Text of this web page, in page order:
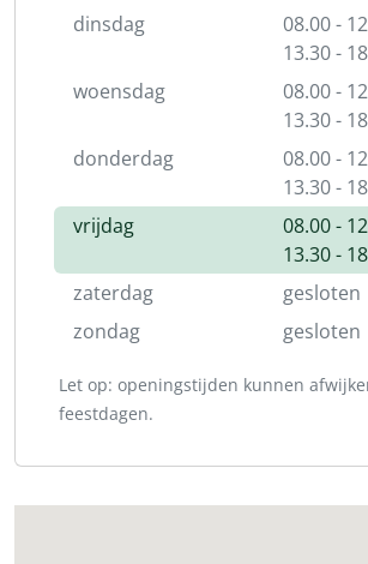
dinsdag
08.00 -
13.30 -
woensdag
08.00 -
13.30 -
donderdag
08.00 -
13.30 -
vrijdag
08.00 -
13.30 -
zaterdag
gesloten
zondag
gesloten
Let op: openingstijden kunnen
feestdagen.